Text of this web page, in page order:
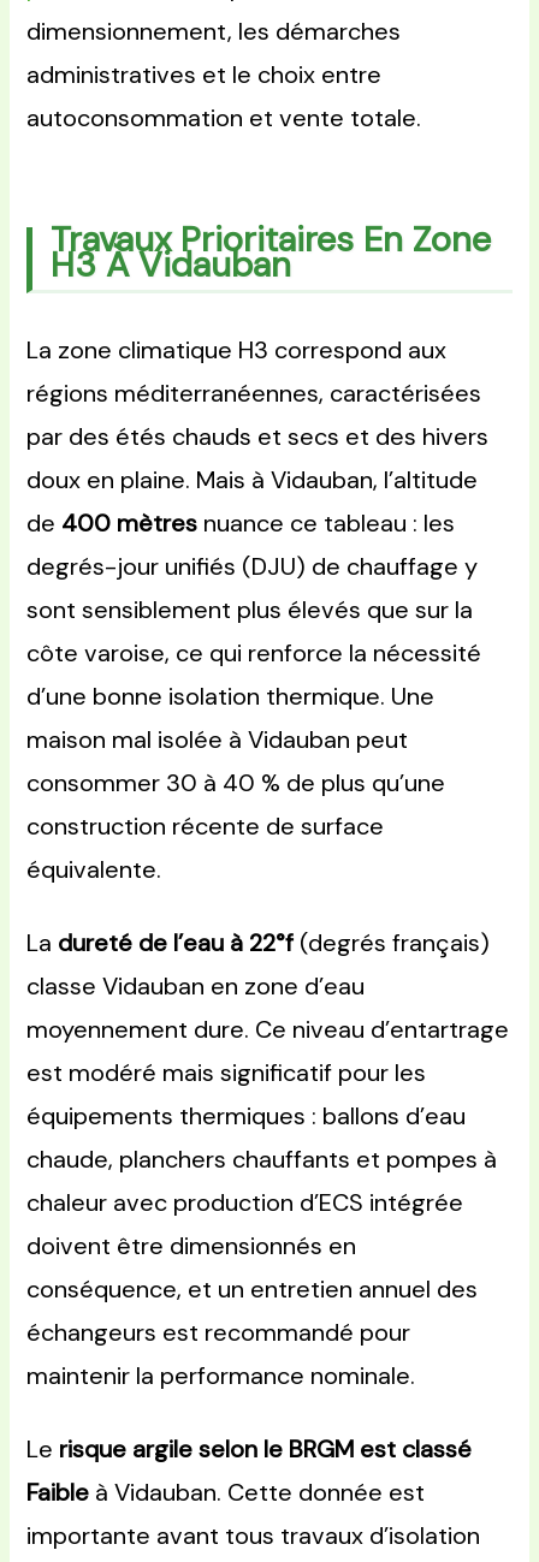
dimensionnement, les démarches
administratives et le choix entre
autoconsommation et vente totale.
Travaux Prioritaires En Zone
H3 À Vidauban
La zone climatique H3 correspond aux
régions méditerranéennes, caractérisées
par des étés chauds et secs et des hivers
doux en plaine. Mais à Vidauban, l’altitude
de 400 mètres nuance ce tableau : les
degrés-jour unifiés (DJU) de chauffage y
sont sensiblement plus élevés que sur la
côte varoise, ce qui renforce la nécessité
d’une bonne isolation thermique. Une
maison mal isolée à Vidauban peut
consommer 30 à 40 % de plus qu’une
construction récente de surface
équivalente.
La dureté de l’eau à 22°f (degrés français)
classe Vidauban en zone d’eau
moyennement dure. Ce niveau d’entartrage
est modéré mais significatif pour les
équipements thermiques : ballons d’eau
chaude, planchers chauffants et pompes à
chaleur avec production d’ECS intégrée
doivent être dimensionnés en
conséquence, et un entretien annuel des
échangeurs est recommandé pour
maintenir la performance nominale.
Le risque argile selon le BRGM est classé
Faible à Vidauban. Cette donnée est
importante avant tous travaux d’isolation